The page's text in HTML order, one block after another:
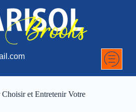
et Entretenir Votre